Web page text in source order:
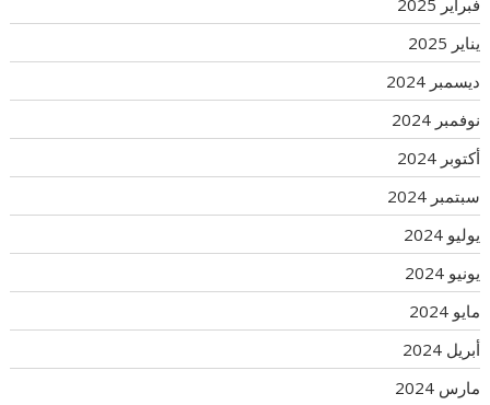
فبراير 2025
يناير 2025
ديسمبر 2024
نوفمبر 2024
أكتوبر 2024
سبتمبر 2024
يوليو 2024
يونيو 2024
مايو 2024
أبريل 2024
مارس 2024